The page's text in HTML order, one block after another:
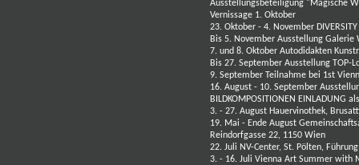
Ausstellungsbeteiligung "Magische
Vernissage 1. Oktober
23. Oktober - 4. November
Bis 5. November Ausstellung Galerie
7. und 8. Oktober Autodidakten
Bis 27. September Ausstellung TOP-
9. September Teilnahme bei 1st
16. August - 10. September
BILDKOMPOSITIONEN EINLADUNG
3. - 27. August Hauervinothek,
19. Mai - Ende August
Reindorfgasse 22, 1150 Wien
22. Juli NV-Center, St. Pölten,
3. - 16. Juli Vienna Art Summer with